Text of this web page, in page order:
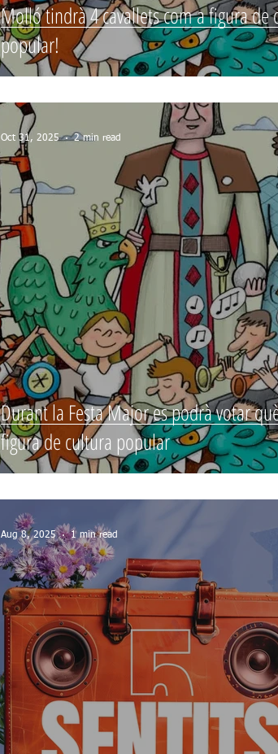
Molló tindrà 4 cavallets com a figura de
popular!
Durant la Festa Major es podrà votar què
figura de cultura popular
Oct 31, 2025 2 min read
Aug 8, 2025 1 min read